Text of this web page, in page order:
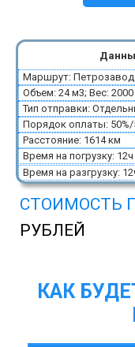
Маршрут:
Объем: 24 м3; Вес: 2000
Тип отправки:
Порядок оплаты: 50%/
Расстояние: 1614 км
Время на погрузку: 12ч
Время на разгрузку:
СТОИМОСТЬ
РУБЛЕЙ
КАК